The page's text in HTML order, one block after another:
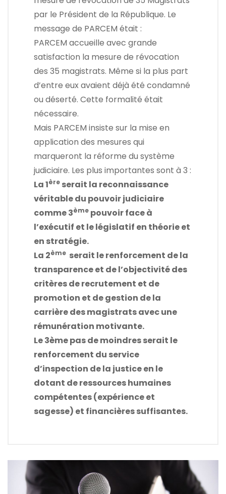
par le Président de la République. Le
message de PARCEM était :
PARCEM accueille avec grande
satisfaction la mesure de révocation
des 35 magistrats. Même si la plus part
d’entre eux avaient déjà été condamné
ou déserté. Cette formalité était
nécessaire.
Mais PARCEM insiste sur la mise en
application des mesures qui
marqueront la réforme du système
judiciaire. Les plus importantes sont à 3 :
La 1ère serait la reconnaissance
véritable du pouvoir judiciaire
comme 3ème pouvoir face à
l’exécutif et le législatif en théorie et
en stratégie.
La 2ème serait le renforcement de la
transparence et de l’objectivité des
critères de recrutement et de
promotion et de gestion de la
carrière des magistrats avec une
rémunération motivante.
Le 3ème pas de moindres serait le
renforcement du service
d’inspection de la justice en le
dotant de ressources humaines
compétentes (expérience et
sagesse) et financières suffisantes.